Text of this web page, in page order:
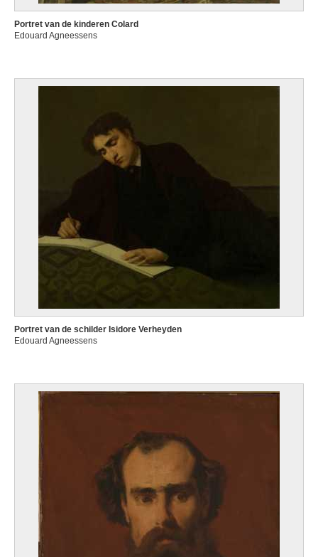
Portret van de kinderen Colard
Edouard Agneessens
Portret van de schilder Isidore Verheyden
Edouard Agneessens